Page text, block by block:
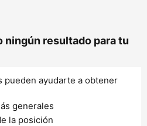
ningún resultado para tu
pueden ayudarte a obtener
generales
la posición